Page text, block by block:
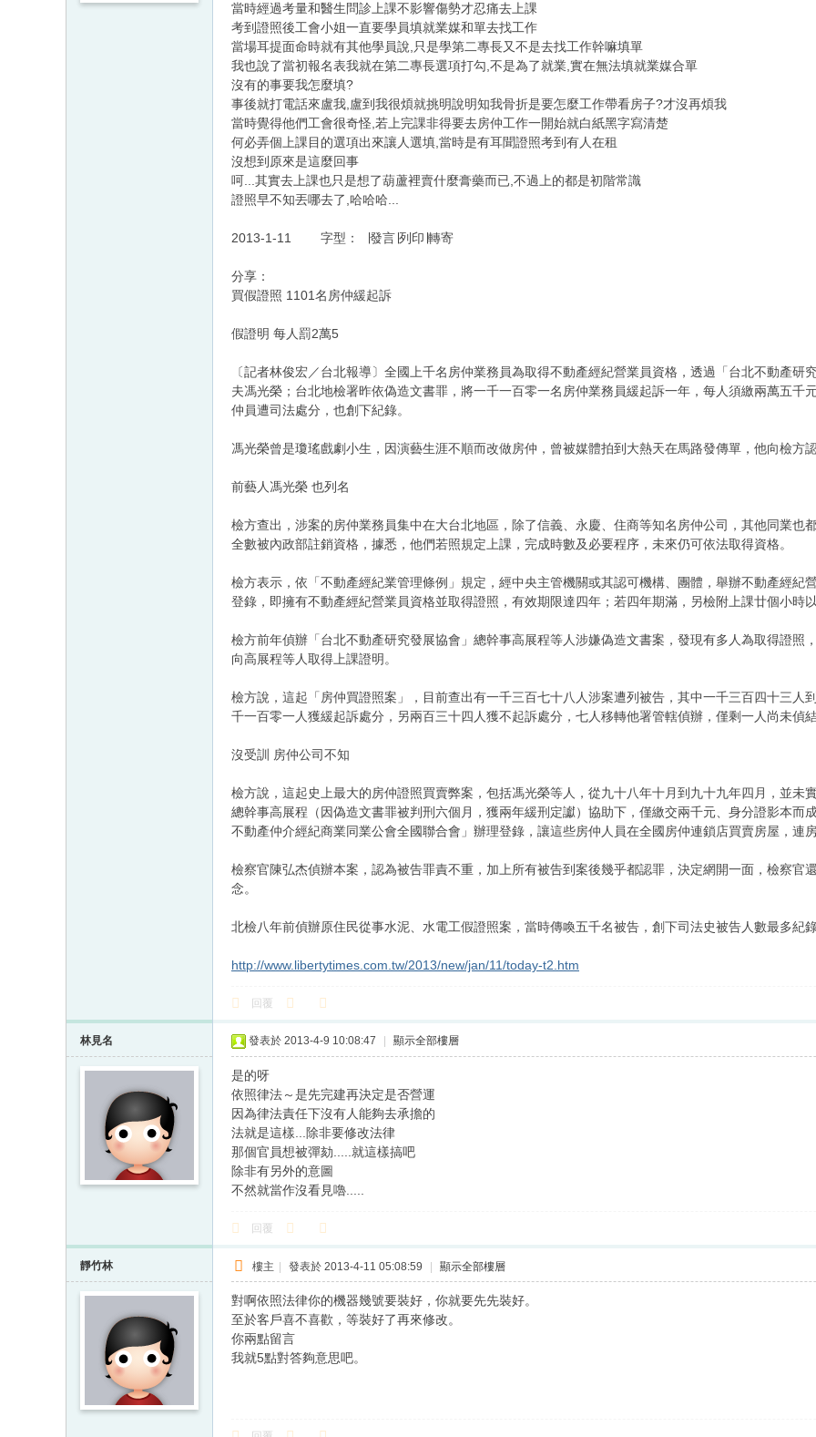
當時經過考量和醫生問診上課不影響傷勢才忍痛去上課
考到證照後工會小姐一直要學員填就業媒和單去找工作
當場耳提面命時就有其他學員說,只是學第二專長又不是去找工作幹嘛填單
我也說了當初報名表我就在第二專長選項打勾,不是為了就業,實在無法填就業媒合單
沒有的事要我怎麼填?
事後就打電話來盧我,盧到我很煩就挑明說明知我骨折是要怎麼工作帶看房子?才沒再煩我
當時覺得他們工會很奇怪,若上完課非得要去房仲工作一開始就白紙黑字寫清楚
何必弄個上課目的選項出來讓人選填,當時是有耳聞證照考到有人在租
沒想到原來是這麼回事
呵...其實去上課也只是想了葫蘆裡賣什麼膏藥而已,不過上的都是初階常識
證照早不知丟哪去了,哈哈哈...
2013-1-11 字型： ∣發言∣列印∣轉寄
分享：
買假證照 1101名房仲緩起訴
假證明 每人罰2萬5
〔記者林俊宏／台北報導〕全國上千名房仲業務員為取得不動產經紀營業員資格，透過「台北不動產
夫馮光榮；台北地檢署昨依偽造文書罪，將一千一百零一名房仲業務員緩起訴一年，每人須繳兩萬五千
仲員遭司法處分，也創下紀錄。
馮光榮曾是瓊瑤戲劇小生，因演藝生涯不順而改做房仲，曾被媒體拍到大熱天在馬路發傳單，他向檢方
前藝人馮光榮 也列名
檢方查出，涉案的房仲業務員集中在大台北地區，除了信義、永慶、住商等知名房仲公司，其他同業也
全數被內政部註銷資格，據悉，他們若照規定上課，完成時數及必要程序，未來仍可依法取得資格。
檢方表示，依「不動產經紀業管理條例」規定，經中央主管機關或其認可機構、團體，舉辦不動產經紀
登錄，即擁有不動產經紀營業員資格並取得證照，有效期限達四年；若四年期滿，另檢附上課廿個小時
檢方前年偵辦「台北不動產研究發展協會」總幹事高展程等人涉嫌偽造文書案，發現有多人為取得證照
向高展程等人取得上課證明。
檢方說，這起「房仲買證照案」，目前查出有一千三百七十八人涉案遭列被告，其中一千三百四十三人
千一百零一人獲緩起訴處分，另兩百三十四人獲不起訴處分，七人移轉他署管轄偵辦，僅剩一人尚未偵
沒受訓 房仲公司不知
檢方說，這起史上最大的房仲證照買賣弊案，包括馮光榮等人，從九十八年十月到九十九年四月，並未
總幹事高展程（因偽造文書罪被判刑六個月，獲兩年緩刑定讞）協助下，僅繳交兩千元、身分證影本而
不動產仲介經紀商業同業公會全國聯合會」辦理登錄，讓這些房仲人員在全國房仲連鎖店買賣房屋，連
檢察官陳弘杰偵辦本案，認為被告罪責不重，加上所有被告到案後幾乎都認罪，決定網開一面，檢察官
念。
北檢八年前偵辦原住民從事水泥、水電工假證照案，當時傳喚五千名被告，創下司法史被告人數最多紀
http://www.libertytimes.com.tw/2013/new/jan/11/today-t2.htm
回覆
林見名 發表於 2013-4-9 10:08:47 顯示全部樓層
是的呀
依照律法～是先完建再決定是否營運
因為律法責任下沒有人能夠去承擔的
法就是這樣...除非要修改法律
那個官員想被彈劾.....就這樣搞吧
除非有另外的意圖
不然就當作沒看見嚕.....
回覆
靜竹林 樓主 | 發表於 2013-4-11 05:08:59 | 顯示全部樓層
對啊依照法律你的機器幾號要裝好，你就要先先裝好。
至於客戶喜不喜歡，等裝好了再來修改。
你兩點留言
我就5點對答夠意思吧。